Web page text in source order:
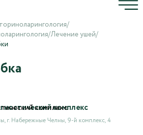
/
/Лечение ушей/
комплекс
г. Набережные Челны, 9-й комплекс, 4